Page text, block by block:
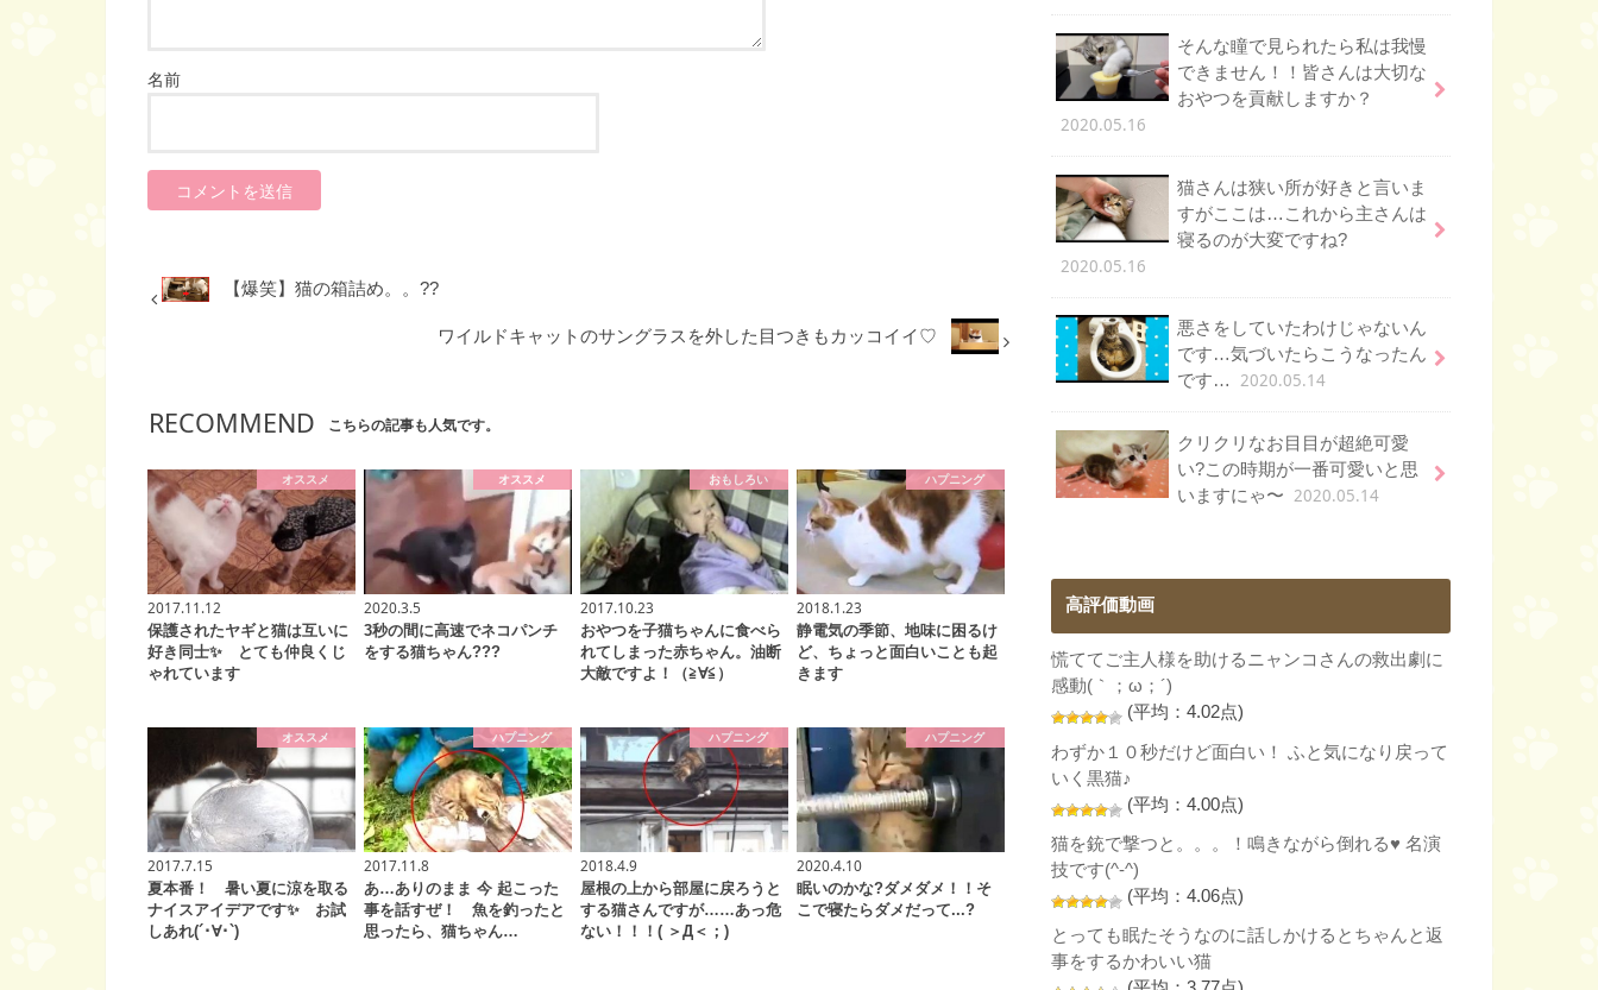
名前
【爆笑】猫の箱詰め。。??
ワイルドキャットのサングラスを外した目つきもカッコイイ♡
RECOMMEND こちらの記事も人気です。
オススメ
2017.11.12
保護されたヤギと猫は互いに
好き同士✨ とても仲良くじ
ゃれています
オススメ
2020.3.5
3秒の間に高速でネコパンチ
をする猫ちゃん???
おもしろい
2017.10.23
おやつを子猫ちゃんに食べら
れてしまった赤ちゃん。油断
大敵ですよ！（≧∀≦）
ハプニング
2018.1.23
静電気の季節、地味に困るけ
ど、ちょっと面白いことも起
きます
オススメ
2017.7.15
夏本番！ 暑い夏に涼を取る
ナイスアイデアです✨ お試
しあれ(´･∀･`)
ハプニング
2017.11.8
あ…ありのまま 今 起こった
事を話すぜ！ 魚を釣ったと
思ったら、猫ちゃん…
ハプニング
2018.4.9
屋根の上から部屋に戻ろうと
する猫さんですが……あっ危
ない！！！( ＞Д＜；)
ハプニング
2020.4.10
眠いのかな?ダメダメ！！そ
こで寝たらダメだって...?
そんな瞳で見られたら私は我慢
できません！！皆さんは大切な
おやつを貢献しますか？
2020.05.16
猫さんは狭い所が好きと言いま
すがここは…これから主さんは
寝るのが大変ですね?
2020.05.16
悪さをしていたわけじゃないん
です…気づいたらこうなったん
です…
2020.05.14
クリクリなお目目が超絶可愛
い?この時期が一番可愛いと思
いますにゃ〜 2020.05.14
高評価動画
慌ててご主人様を助けるニャンコさんの救出劇に
感動(｀；ω；´)
(平均：4.02点)
わずか１０秒だけど面白い！ ふと気になり戻って
いく黒猫♪
(平均：4.00点)
猫を銃で撃つと。。。！鳴きながら倒れる♥ 名演
技です(^-^)
(平均：4.06点)
とっても眠たそうなのに話しかけるとちゃんと返
事をするかわいい猫